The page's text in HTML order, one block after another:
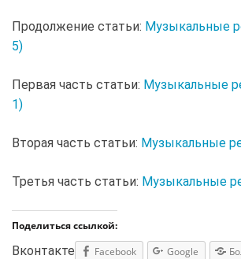
Продолжение статьи: Музыкальные
5)
Первая часть статьи: Музыкальные
1)
Вторая часть статьи: Музыкальные
Третья часть статьи: Музыкальные
Поделиться ссылкой:
Вконтакте Facebook Google